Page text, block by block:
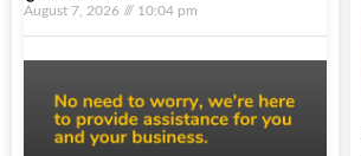
August 7, 2026 10:04 pm